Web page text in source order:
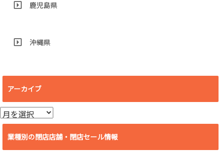
鹿児島県
沖縄県
アーカイブ
ア
ー
イ
業種別の閉店店舗・閉店セール情報